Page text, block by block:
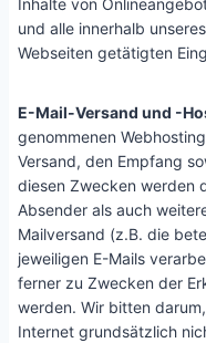
Inhalte von
und alle innerhalb
Webseiten getätigten
E-Mail-Versand und -
genommenen
Versand, den Empfang
diesen Zwecken werden
Absender als auch
Mailversand (z.B. die
jeweiligen E-Mails
ferner zu Zwecken der
werden. Wir bitten
Internet grundsätzlich